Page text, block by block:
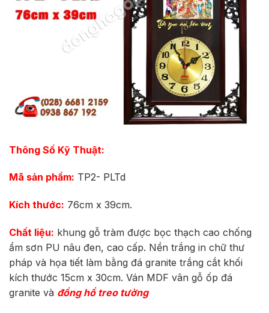
Thông Số Kỹ Thuật:
Mã sản phẩm: TP2- PLTd
Kích thước: 76cm x 39cm.
Chất liệu: khung gỗ tràm được bọc thạch cao chống
ẩm sơn PU nâu đen, cao cấp. Nền trắng in chữ thư
pháp và họa tiết làm bằng đá granite trắng cắt khối
kích thước 15cm x 30cm. Ván MDF vân gỗ ốp đá
granite và đồng hồ treo tường